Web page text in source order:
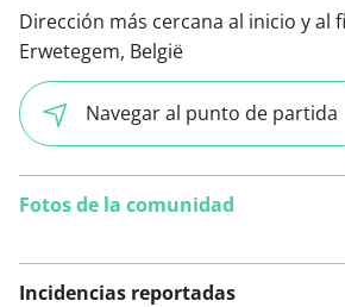
Dirección más cercana al inicio y al
Erwetegem, België
Navegar al punto de partida
Fotos de la comunidad
Incidencias reportadas